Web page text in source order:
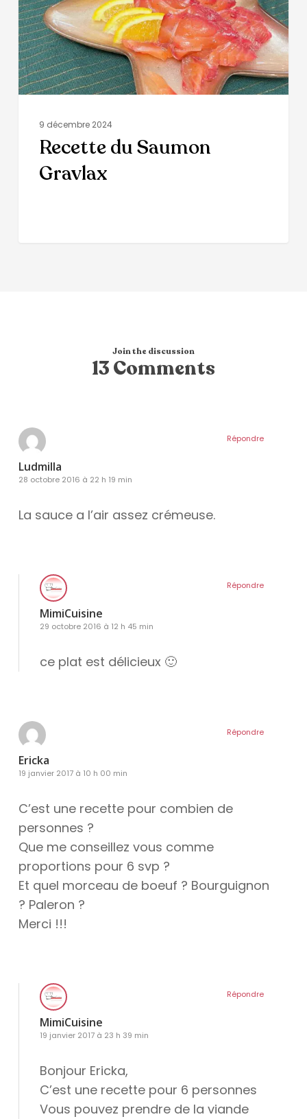
9 décembre 2024
Recette du Saumon
Gravlax
Join the discussion
13 Comments
Ludmilla
28 octobre 2016 à 22 h 19 min
La sauce a l’air assez crémeuse.
Répondre
MimiCuisine
29 octobre 2016 à 12 h 45 min
ce plat est délicieux 🙂
Répondre
Ericka
19 janvier 2017 à 10 h 00 min
C’est une recette pour combien de
personnes ?
Que me conseillez vous comme
proportions pour 6 svp ?
Et quel morceau de boeuf ? Bourguignon
? Paleron ?
Merci !!!
Répondre
MimiCuisine
19 janvier 2017 à 23 h 39 min
Bonjour Ericka,
C’est une recette pour 6 personnes
Vous pouvez prendre de la viande
Répondre